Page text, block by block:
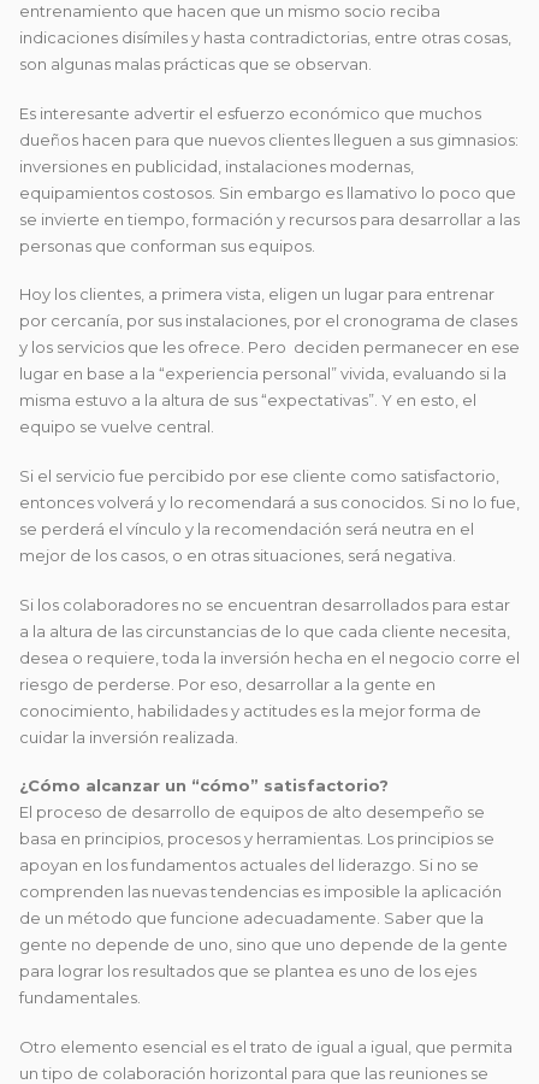
entrenamiento que hacen que un mismo socio reciba
indicaciones disímiles y hasta contradictorias, entre otras cosas,
son algunas malas prácticas que se observan.
Es interesante advertir el esfuerzo económico que muchos
dueños hacen para que nuevos clientes lleguen a sus gimnasios:
inversiones en publicidad, instalaciones modernas,
equipamientos costosos. Sin embargo es llamativo lo poco que
se invierte en tiempo, formación y recursos para desarrollar a las
personas que conforman sus equipos.
Hoy los clientes, a primera vista, eligen un lugar para entrenar
por cercanía, por sus instalaciones, por el cronograma de clases
y los servicios que les ofrece. Pero deciden permanecer en ese
lugar en base a la “experiencia personal” vivida, evaluando si la
misma estuvo a la altura de sus “expectativas”. Y en esto, el
equipo se vuelve central.
Si el servicio fue percibido por ese cliente como satisfactorio,
entonces volverá y lo recomendará a sus conocidos. Si no lo fue,
se perderá el vínculo y la recomendación será neutra en el
mejor de los casos, o en otras situaciones, será negativa.
Si los colaboradores no se encuentran desarrollados para estar
a la altura de las circunstancias de lo que cada cliente necesita,
desea o requiere, toda la inversión hecha en el negocio corre el
riesgo de perderse. Por eso, desarrollar a la gente en
conocimiento, habilidades y actitudes es la mejor forma de
cuidar la inversión realizada.
¿Cómo alcanzar un “cómo” satisfactorio?
El proceso de desarrollo de equipos de alto desempeño se
basa en principios, procesos y herramientas. Los principios se
apoyan en los fundamentos actuales del liderazgo. Si no se
comprenden las nuevas tendencias es imposible la aplicación
de un método que funcione adecuadamente. Saber que la
gente no depende de uno, sino que uno depende de la gente
para lograr los resultados que se plantea es uno de los ejes
fundamentales.
Otro elemento esencial es el trato de igual a igual, que permita
un tipo de colaboración horizontal para que las reuniones se